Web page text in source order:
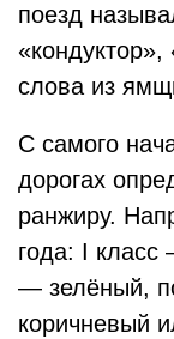
поезд
слова из
С самого
дорогах
ранжиру.
года: I
— зелёный,
коричневый